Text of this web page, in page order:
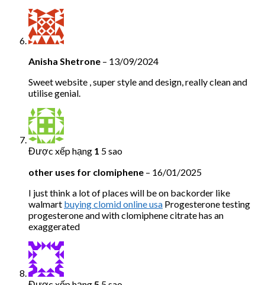
Anisha Shetrone – 13/09/2024
Sweet website , super style and design, really clean and
utilise genial.
Được xếp hạng 1 5 sao
other uses for clomiphene – 16/01/2025
I just think a lot of places will be on backorder like
walmart buying clomid online usa Progesterone testing
progesterone and with clomiphene citrate has an
exaggerated